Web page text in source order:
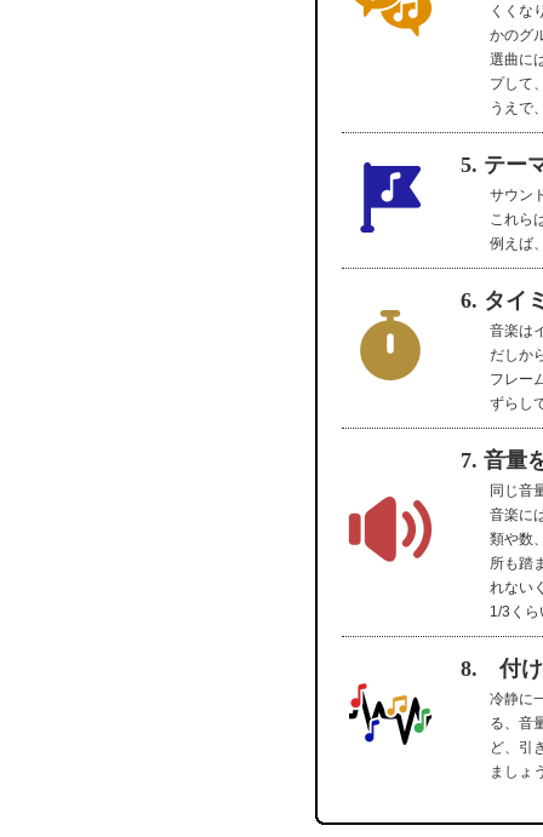
くくな
かのグ
選曲に
プして
うえで
5. テー
サウン
これら
例えば
6. タイ
音楽は
だしか
フレー
ずらし
7. 音量
同じ音
音楽に
類や数
所も踏
れない
1/3く
8. 付け
冷静に
る、音
ど、引
ましょ